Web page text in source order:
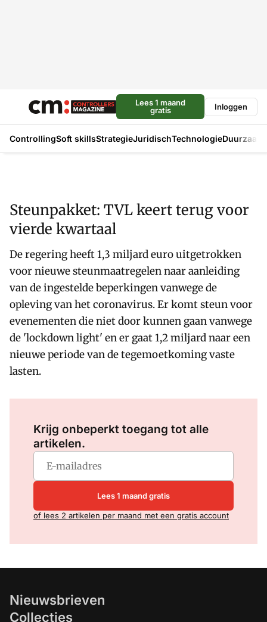
Lees 1 maand
gratis
Inloggen
ControllingSoft skillsStrategieJuridischTechnologie
Steunpakket: TVL keert terug voor
vierde kwartaal
De regering heeft 1,3 miljard euro uitgetrokken
voor nieuwe steunmaatregelen naar aanleiding
van de ingestelde beperkingen vanwege de
opleving van het coronavirus. Er komt steun voor
evenementen die niet door kunnen gaan vanwege
de 'lockdown light' en er gaat 1,2 miljard naar een
nieuwe periode van de tegemoetkoming vaste
lasten.
Krijg onbeperkt toegang tot alle
artikelen.
Lees 1 maand gratis
of lees 2 artikelen per maand met een gratis account
Nieuwsbrieven
Collecties